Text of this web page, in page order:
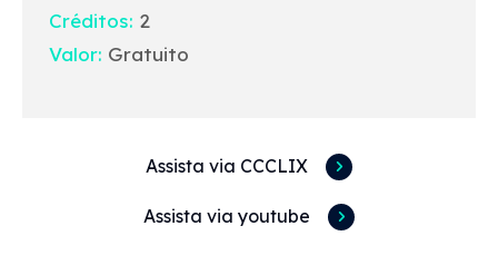
Créditos: 2
Valor: Gratuito
Assista via CCCLIX
Assista via youtube